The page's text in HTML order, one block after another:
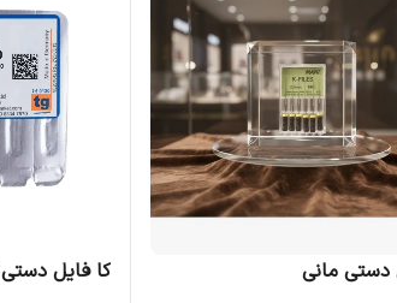
دستی مانی کا فایل دستی TG (اصلی) 25mm